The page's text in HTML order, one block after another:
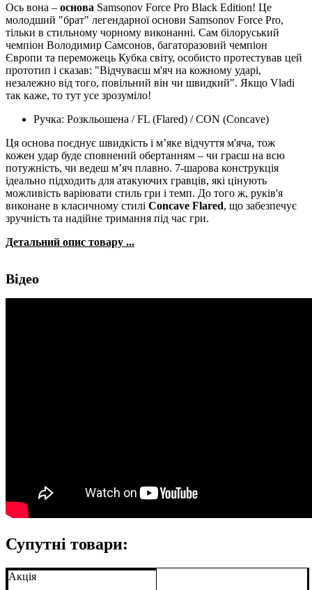
Ось вона – основа Samsonov Force Pro Black Edition! Це
молодший "брат" легендарної основи Samsonov Force Pro,
тільки в стильному чорному виконанні. Сам білоруський
чемпіон Володимир Самсонов, багаторазовий чемпіон
Європи та переможець Кубка світу, особисто протестував цей
прототип і сказав: "Відчуваєш м'яч на кожному ударі,
незалежно від того, повільний він чи швидкий". Якщо Vladi
так каже, то тут усе зрозуміло!
Ручка: Розкльошена / FL (Flared) / CON (Concave)
Ця основа поєднує швидкість і м’яке відчуття м'яча, тож
кожен удар буде сповнений обертанням – чи граєш на всю
потужність, чи ведеш м’яч плавно. 7-шарова конструкція
ідеально підходить для атакуючих гравців, які цінують
можливість варіювати стиль гри і темп. До того ж, руків'я
виконане в класичному стилі Concave Flared, що забезпечує
зручність та надійне тримання під час гри.
Детальний опис товару ...
Відео
Супутні товари:
Акція